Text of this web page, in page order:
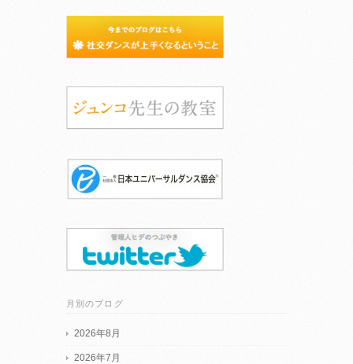
月別のブログ
2026年8月
2026年7月